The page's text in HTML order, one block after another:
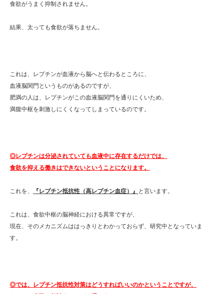
食欲がうまく抑制されません。
結果、太っても食欲が落ちません。
これは、レプチンが血液から脳へと伝わるところに、
血液脳関門というものがあるのですが、
肥満の人は、レプチンがこの血液脳関門を通りにくいため、
満腹中枢を刺激しにくくなってしまっているのです。
◎レプチンは分泌されていても血液中に存在するだけでは、
食欲を抑える働きはできないということになります。
これを、 『レプチン抵抗性（高レプチン血症）』 と言います。
これは、食欲中枢の脳神経における異常ですが、
現在、そのメカニズムははっきりとわかっておらず、研究中となっていま
す。
◎では、レプチン抵抗性対策はどうすればいいのかということですが、